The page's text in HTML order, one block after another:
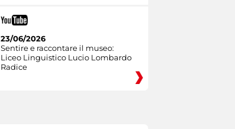
23/06/2026
Sentire e raccontare il museo:
Liceo Linguistico Lucio Lombardo
Radice